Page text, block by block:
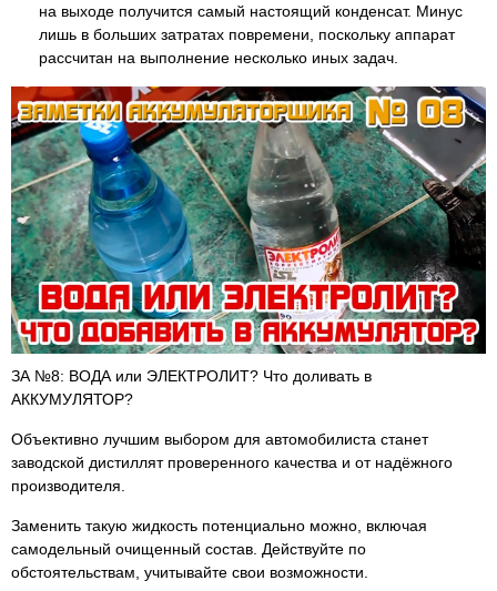
на выходе получится самый настоящий конденсат. Минус
лишь в больших затратах повремени, поскольку аппарат
рассчитан на выполнение несколько иных задач.
ЗА №8: ВОДА или ЭЛЕКТРОЛИТ? Что доливать в
АККУМУЛЯТОР?
Объективно лучшим выбором для автомобилиста станет
заводской дистиллят проверенного качества и от надёжного
производителя.
Заменить такую жидкость потенциально можно, включая
самодельный очищенный состав. Действуйте по
обстоятельствам, учитывайте свои возможности.